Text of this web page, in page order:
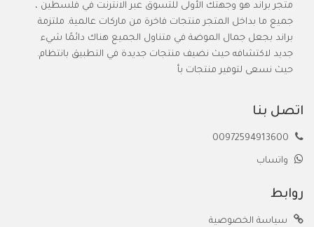
متجر براند هو وجهتك الأولى للتسوق عبر الانترنت في فلسطين ،
جميع ما بداخل المتجر منتجات فاخرة من ماركات عالمية. ملتزمة
براند بجعل جمال الموضة في متناول الجميع هناك دائمًا شيء
جديد لاكتشافه حيث نضيف منتجات جديدة في التطبيق بانتظام.
حيث نسعى لتوفير منتجات بأ
اتصل بنا
واتساب
روابط
سياسة الخصوصية